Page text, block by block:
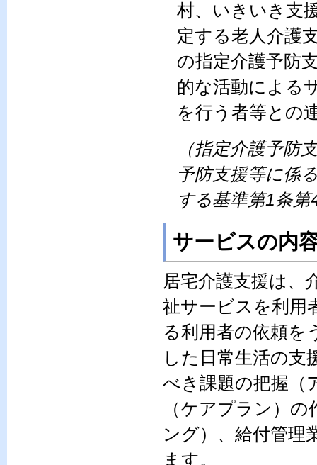
村、いきいき支
定する老人介護
の指定介護予防
的な活動による
を行う者等との
（指定介護予防
予防支援等に係
する基準第1条第
サービスの内
居宅介護支援は、
祉サービスを利用
る利用者の依頼を
した日常生活の支
べき課題の把握（
（ケアプラン）
ング）、給付管理
ます。